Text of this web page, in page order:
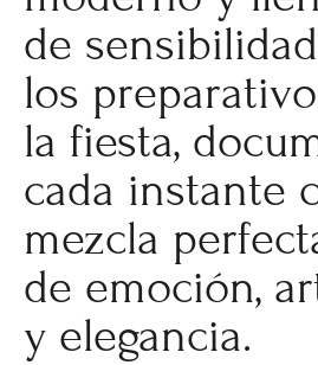
de
los
la fiesta,
cada instante
mezcla
de emoción,
y elegancia.